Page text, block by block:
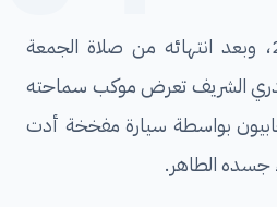
في الثلاثين من آب 2003، وبعد انتهائه من صلاة الجمعة
الشريف تعرض موكب سماحته
بواسطة سيارة مفخخة أدت
جسده الطاهر.